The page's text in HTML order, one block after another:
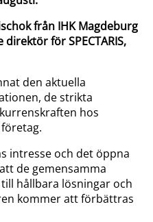
från IHK Magdeburg
för SPECTARIS,
den aktuella
de strikta
hos
intresse och det öppna
de gemensamma
hållbara lösningar och
kommer att förbättras